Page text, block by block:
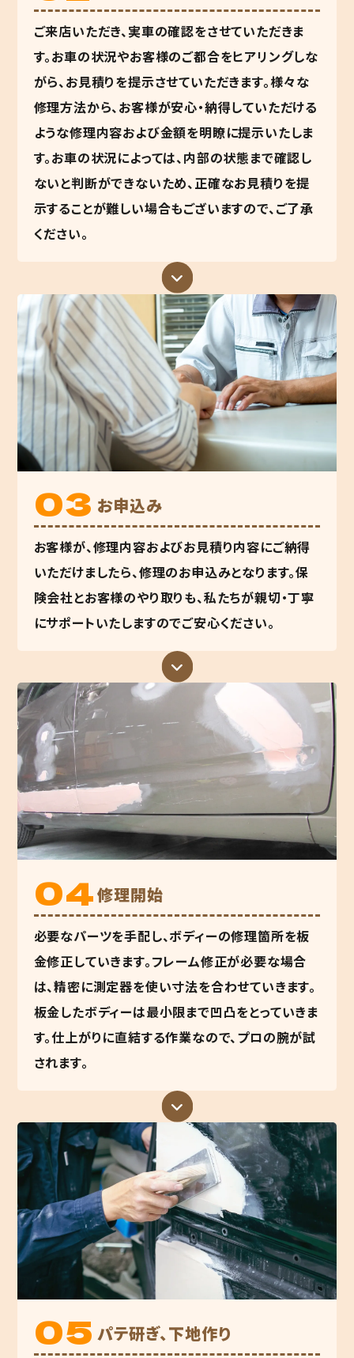
ご来店いただき、実車の確認をさせていただきま
す。お車の状況やお客様のご都合をヒアリングしな
がら、お見積りを提示させていただきます。様々な
修理方法から、お客様が安心・納得していただける
ような修理内容および金額を明瞭に提示いたしま
す。お車の状況によっては、内部の状態まで確認し
ないと判断ができないため、正確なお見積りを提
示することが難しい場合もございますので、ご了承
ください。
お申込み
お客様が、修理内容およびお見積り内容にご納得
いただけましたら、修理のお申込みとなります。保
険会社とお客様のやり取りも、私たちが親切・丁寧
にサポートいたしますのでご安心ください。
修理開始
必要なパーツを手配し、ボディーの修理箇所を板
金修正していきます。フレーム修正が必要な場合
は、精密に測定器を使い寸法を合わせていきます。
板金したボディーは最小限まで凹凸をとっていきま
す。仕上がりに直結する作業なので、プロの腕が試
されます。
パテ研ぎ、下地作り